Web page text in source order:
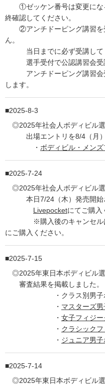
①ゼッケン番号は変更にな
終確認してください。
②アンチドーピング講習を
ん。
当日までに必ず受講して
選手受付で公認講習会受
アンチドーピング講習会受
します。
2025-8-3
◎2025年社会人ボディビル
出場エントリを8/4（月）
・ ボディビル・メン
2025-7-24
◎2025年社会人ボディビル
本日7/24（木）発売開始さ
Livepocketにてご購入
※購入後のキャンセルは
にご購入ください。
2025-7-15
◎2025年東日本ボディビル
審査結果を掲載しました。
・クラス別男子ボ
・ マスターズ
・ 女子フィジ
・ クラシック
・ ジュニア男
2025-7-14
◎2025年東日本ボディビル